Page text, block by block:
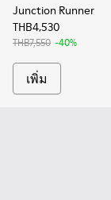
Junction Runner
THB4,530
THB7,550 -40%
เพิ่ม